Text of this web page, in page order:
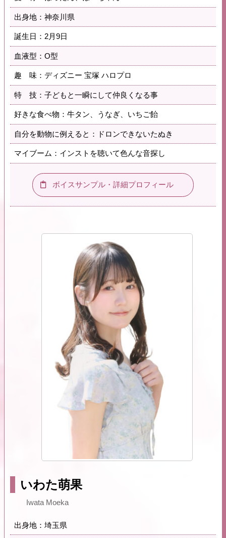
出身地：神奈川県
誕生日：2月9日
血液型：O型
趣 味：ディズニー 宝塚 ハロプロ
特 技：子どもと一瞬にして仲良くなる事
好きな食べ物：牛タン、うなぎ、いちご飴
自分を動物に例えると：ドロンできないたぬき
マイブーム：インストを聴いて色んな音探し
ボイスサンプル・詳細プロフィール
いわた萌果
Iwata Moeka
出身地：埼玉県